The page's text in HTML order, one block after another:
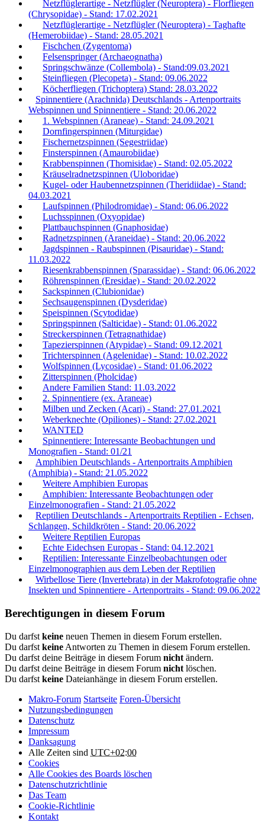
Netzflüglerartige - Netzflügler (Neuroptera) - Florfliegen
(Chrysopidae) - Stand: 17.02.2021
Netzflüglerartige - Netzflügler (Neuroptera) - Taghafte
(Hemerobiidae) - Stand: 28.05.2021
Fischchen (Zygentoma)
Felsenspringer (Archaeognatha)
Springschwänze (Collembola) - Stand:09.03.2021
Steinfliegen (Plecopeta) - Stand: 09.06.2022
Köcherfliegen (Trichoptera) Stand: 28.03.2022
Spinnentiere (Arachnida) Deutschlands - Artenportraits
Webspinnen und Spinnentiere - Stand: 20.06.2022
1. Webspinnen (Araneae) - Stand: 24.09.2021
Dornfingerspinnen (Miturgidae)
Fischernetzspinnen (Segestriidae)
Finsterspinnen (Amaurobiidae)
Krabbenspinnen (Thomisidae) - Stand: 02.05.2022
Kräuselradnetzspinnen (Uloboridae)
Kugel- oder Haubennetzspinnen (Theridiidae) - Stand:
04.03.2021
Laufspinnen (Philodromidae) - Stand: 06.06.2022
Luchsspinnen (Oxyopidae)
Plattbauchspinnen (Gnaphosidae)
Radnetzspinnen (Araneidae) - Stand: 20.06.2022
Jagdspinnen - Raubspinnen (Pisauridae) - Stand:
11.03.2022
Riesenkrabbenspinnen (Sparassidae) - Stand: 06.06.2022
Röhrenspinnen (Eresidae) - Stand: 20.02.2022
Sackspinnen (Clubionidae)
Sechsaugenspinnen (Dysderidae)
Speispinnen (Scytodidae)
Springspinnen (Salticidae) - Stand: 01.06.2022
Streckerspinnen (Tetragnathidae)
Tapezierspinnen (Atypidae) - Stand: 09.12.2021
Trichterspinnen (Agelenidae) - Stand: 10.02.2022
Wolfspinnen (Lycosidae) - Stand: 01.06.2022
Zitterspinnen (Pholcidae)
Andere Familien Stand: 11.03.2022
2. Spinnentiere (ex. Araneae)
Milben und Zecken (Acari) - Stand: 27.01.2021
Weberknechte (Opiliones) - Stand: 27.02.2021
WANTED
Spinnentiere: Interessante Beobachtungen und
Monografien - Stand: 01/21
Amphibien Deutschlands - Artenportraits Amphibien
(Amphibia) - Stand: 21.05.2022
Weitere Amphibien Europas
Amphibien: Interessante Beobachtungen oder
Einzelmonografien - Stand: 21.05.2022
Reptilien Deutschlands - Artenportraits Reptilien - Echsen,
Schlangen, Schildkröten - Stand: 20.06.2022
Weitere Reptilien Europas
Echte Eidechsen Europas - Stand: 04.12.2021
Reptilien: Interessante Einzelbeobachtungen oder
Einzelmonographien aus dem Leben der Reptilien
Wirbellose Tiere (Invertebrata) in der Makrofotografie ohne
Insekten und Spinnentiere - Artenportraits - Stand: 09.06.2022
Berechtigungen in diesem Forum
Du darfst keine neuen Themen in diesem Forum erstellen.
Du darfst keine Antworten zu Themen in diesem Forum erstellen.
Du darfst deine Beiträge in diesem Forum nicht ändern.
Du darfst deine Beiträge in diesem Forum nicht löschen.
Du darfst keine Dateianhänge in diesem Forum erstellen.
Makro-Forum Startseite Foren-Übersicht
Nutzungsbedingungen
Datenschutz
Impressum
Danksagung
Alle Zeiten sind UTC+02:00
Cookies
Alle Cookies des Boards löschen
Datenschutzrichtlinie
Das Team
Cookie-Richtlinie
Kontakt